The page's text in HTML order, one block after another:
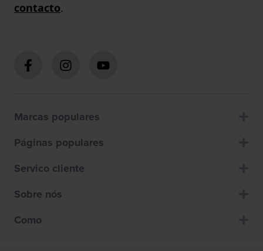
contacto.
Marcas populares
Páginas populares
Servico cliente
Sobre nós
Como